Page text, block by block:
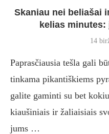
Skaniau nei beliašai
kelias minutes:
14
Paprasčiausia tešla gali
tinkama pikantiškiems
galite gaminti su bet
kiaušiniais ir žaliaisiais
jums …